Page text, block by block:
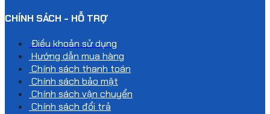
CHÍNH SÁCH - HỖ TRỢ
Điều khoản sử dụng
Hướng dẫn mua hàng
Chính sách thanh toán
Chính sách bảo mật
Chính sách vận chuyển
Chính sách đổi trả